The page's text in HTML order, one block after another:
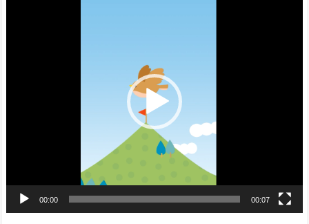
00:00 00:07